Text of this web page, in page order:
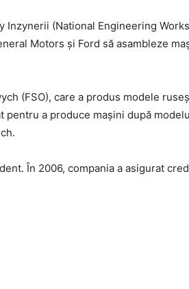
Inzynerii (National Engineering
Motors și Ford să asambleze
(FSO), care a produs modele
pentru a produce mașini după
În 2006, compania a asigurat